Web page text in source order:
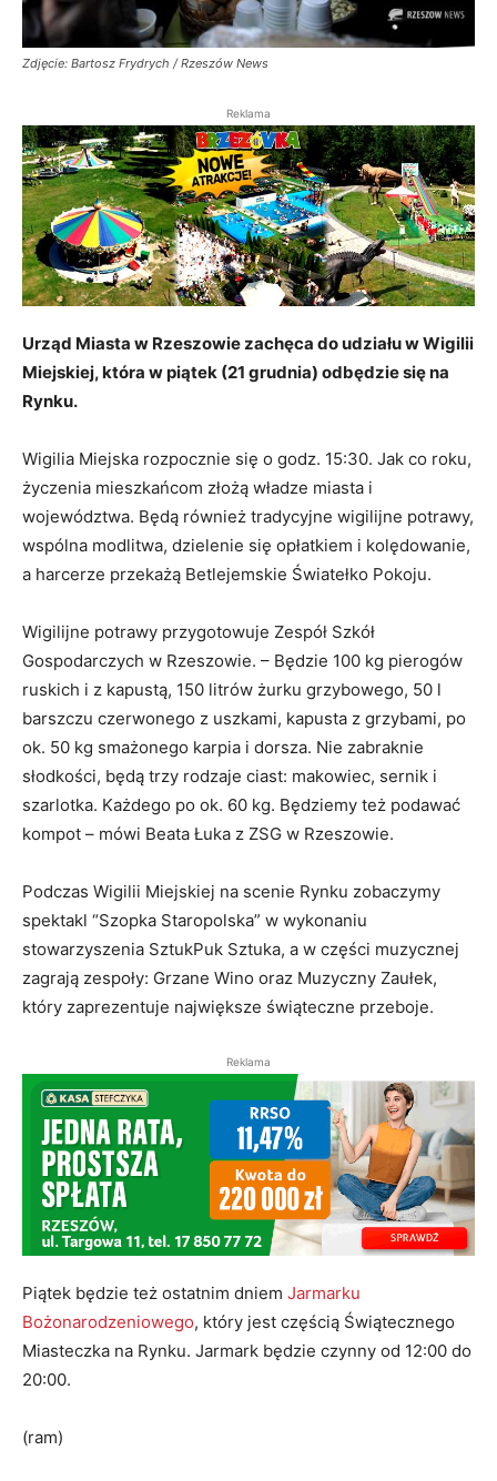
Zdjęcie: Bartosz Frydrych / Rzeszów News
Reklama
Urząd Miasta w Rzeszowie zachęca do udziału w Wigilii
Miejskiej, która w piątek (21 grudnia) odbędzie się na
Rynku.
Wigilia Miejska rozpocznie się o godz. 15:30. Jak co roku,
życzenia mieszkańcom złożą władze miasta i
województwa. Będą również tradycyjne wigilijne potrawy,
wspólna modlitwa, dzielenie się opłatkiem i kolędowanie,
a harcerze przekażą Betlejemskie Światełko Pokoju.
Wigilijne potrawy przygotowuje Zespół Szkół
Gospodarczych w Rzeszowie. – Będzie 100 kg pierogów
ruskich i z kapustą, 150 litrów żurku grzybowego, 50 l
barszczu czerwonego z uszkami, kapusta z grzybami, po
ok. 50 kg smażonego karpia i dorsza. Nie zabraknie
słodkości, będą trzy rodzaje ciast: makowiec, sernik i
szarlotka. Każdego po ok. 60 kg. Będziemy też podawać
kompot – mówi Beata Łuka z ZSG w Rzeszowie.
Podczas Wigilii Miejskiej na scenie Rynku zobaczymy
spektakl “Szopka Staropolska” w wykonaniu
stowarzyszenia SztukPuk Sztuka, a w części muzycznej
zagrają zespoły: Grzane Wino oraz Muzyczny Zaułek,
który zaprezentuje największe świąteczne przeboje.
Reklama
Piątek będzie też ostatnim dniem Jarmarku
Bożonarodzeniowego, który jest częścią Świątecznego
Miasteczka na Rynku. Jarmark będzie czynny od 12:00 do
20:00.
(ram)